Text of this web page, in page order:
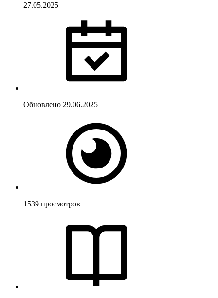
27.05.2025
Обновлено 29.06.2025
1539 просмотров